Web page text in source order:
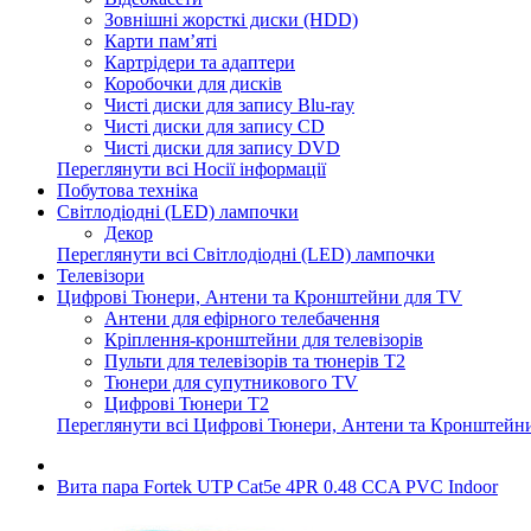
Зовнішні жорсткі диски (HDD)
Карти пам’яті
Картрідери та адаптери
Коробочки для дисків
Чисті диски для запису Blu-ray
Чисті диски для запису CD
Чисті диски для запису DVD
Переглянути всі Носії інформації
Побутова техніка
Світлодіодні (LED) лампочки
Декор
Переглянути всі Світлодіодні (LED) лампочки
Телевізори
Цифрові Тюнери, Антени та Кронштейни для TV
Антени для ефірного телебачення
Кріплення-кронштейни для телевізорів
Пульти для телевізорів та тюнерів T2
Тюнери для супутникового TV
Цифрові Тюнери T2
Переглянути всі Цифрові Тюнери, Антени та
Вита пара Fortek UTP Cat5e 4PR 0.48 CCA PVC Indoor